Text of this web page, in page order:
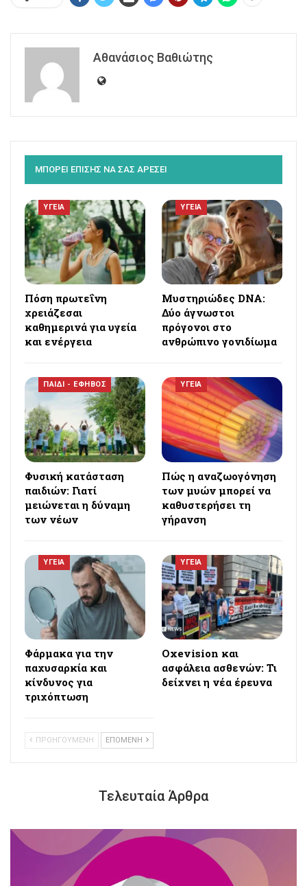
Αθανάσιος Βαθιώτης
ΜΠΟΡΕΙ ΕΠΙΣΗΣ ΝΑ ΣΑΣ ΑΡΕΣΕΙ
ΥΓΕΙΑ
Πόση πρωτεΐνη
χρειάζεσαι
καθημερινά για υγεία
και ενέργεια
ΥΓΕΙΑ
Μυστηριώδες DNA:
Δύο άγνωστοι
πρόγονοι στο
ανθρώπινο γονιδίωμα
ΠΑΙΔΙ - ΕΦΗΒΟΣ
Φυσική κατάσταση
παιδιών: Γιατί
μειώνεται η δύναμη
των νέων
ΥΓΕΙΑ
Πώς η αναζωογόνηση
των μυών μπορεί να
καθυστερήσει τη
γήρανση
ΥΓΕΙΑ
Φάρμακα για την
παχυσαρκία και
κίνδυνος για
τριχόπτωση
ΥΓΕΙΑ
Oxevision και
ασφάλεια ασθενών: Τι
δείχνει η νέα έρευνα
ΠΡΟΗΓΟΥΜΕΝΗ ΕΠΟΜΕΝΗ
Τελευταία Άρθρα